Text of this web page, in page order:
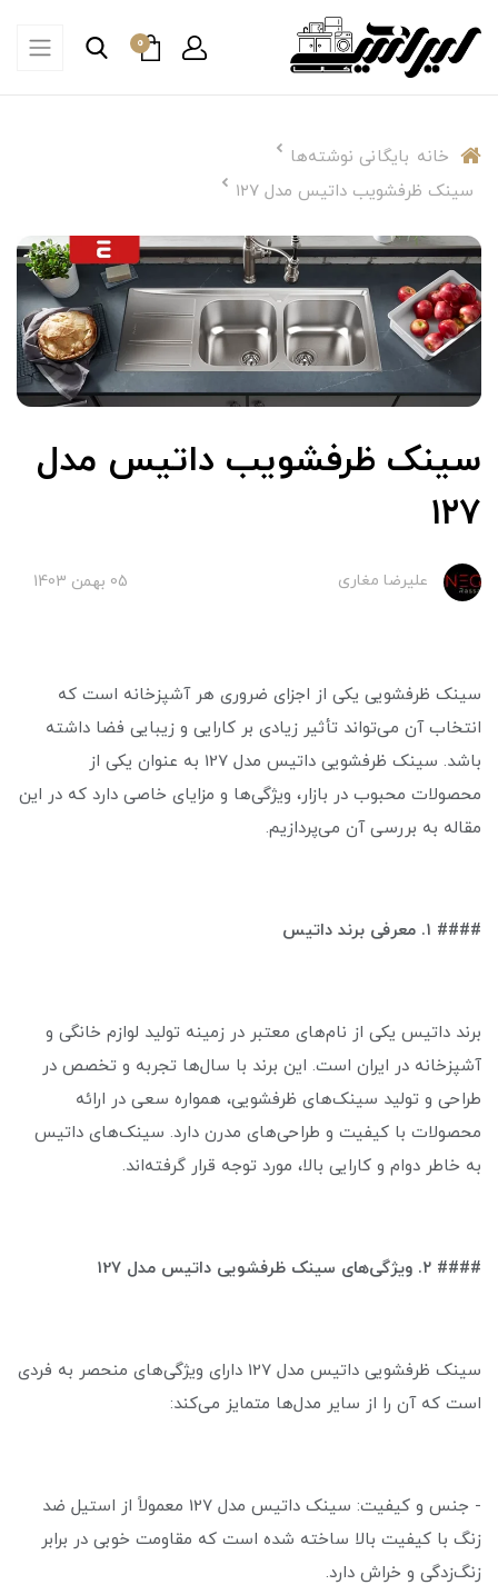
0
خانه بایگانی نوشته‌ها
سینک ظرفشویب داتیس مدل ۱۲۷
سینک ظرفشویب داتیس مدل
۱۲۷
علیرضا مغاری 05 بهمن 1403
سینک ظرفشویی یکی از اجزای ضروری هر آشپزخانه است که
انتخاب آن می‌تواند تأثیر زیادی بر کارایی و زیبایی فضا داشته
باشد. سینک ظرفشویی داتیس مدل 127 به عنوان یکی از
محصولات محبوب در بازار، ویژگی‌ها و مزایای خاصی دارد که در این
مقاله به بررسی آن می‌پردازیم.
#### ۱. معرفی برند داتیس
برند داتیس یکی از نام‌های معتبر در زمینه تولید لوازم خانگی و
آشپزخانه در ایران است. این برند با سال‌ها تجربه و تخصص در
طراحی و تولید سینک‌های ظرفشویی، همواره سعی در ارائه
محصولات با کیفیت و طراحی‌های مدرن دارد. سینک‌های داتیس
به خاطر دوام و کارایی بالا، مورد توجه قرار گرفته‌اند.
#### ۲. ویژگی‌های سینک ظرفشویی داتیس مدل 127
سینک ظرفشویی داتیس مدل 127 دارای ویژگی‌های منحصر به فردی
است که آن را از سایر مدل‌ها متمایز می‌کند:
- جنس و کیفیت: سینک داتیس مدل 127 معمولاً از استیل ضد
زنگ با کیفیت بالا ساخته شده است که مقاومت خوبی در برابر
زنگ‌زدگی و خراش دارد.